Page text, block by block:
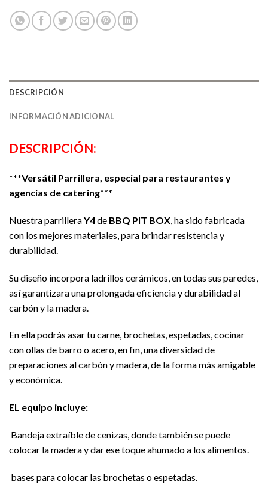
DESCRIPCIÓN
INFORMACIÓN ADICIONAL
DESCRIPCIÓN:
***Versátil Parrillera, especial para restaurantes y
agencias de catering***
Nuestra parrilleraY4de BBQ PIT BOX, ha sido fabricada
con los mejores materiales, para brindar resistencia y
durabilidad.
Su diseño incorpora ladrillos cerámicos, en todas sus paredes,
así garantizara una prolongada eficiencia y durabilidad al
carbón y la madera.
En ella podrás asar tu carne, brochetas, espetadas, cocinar
con ollas de barro o acero, en fin, una diversidad de
preparaciones al carbón y madera, de la forma más amigable
y económica.
EL equipo incluye:
Bandeja extraíble de cenizas, donde también se puede
colocar la madera y dar ese toque ahumado a los alimentos.
bases para colocar las brochetas o espetadas.